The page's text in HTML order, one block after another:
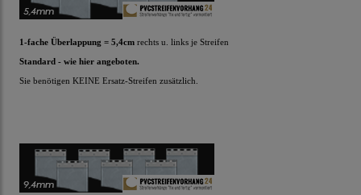
1-fache Überlappung = 5,4cm rechts u. links je Streifen
Standard - wie hier angeboten.
Sie benötigen KEINE Ersatz-Streifen zusätzlich.